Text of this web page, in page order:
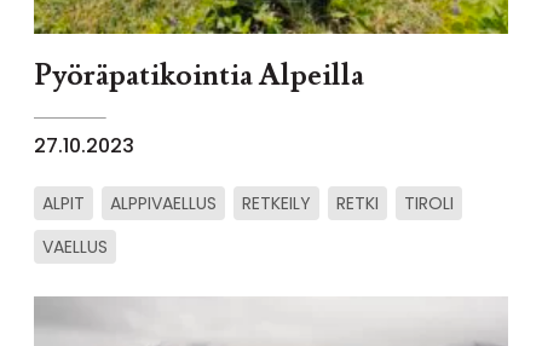
Pyöräpatikointia Alpeilla
27.10.2023
ALPIT ALPPIVAELLUS RETKEILY RETKI
TIROLI
VAELLUS